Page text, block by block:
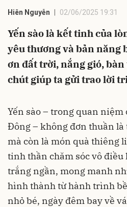
Hiên Nguyễn 02/06/2025 19:31
Yến sào là kết tinh của
yêu thương và bản năng
ơn đất trời, nắng gió,
chút giúp ta gửi trao lời
Yến sào – trong quan
Đông – không đơn thuần là
mà còn là món quà thiêng
tinh thần chăm sóc vô
trắng ngần, mong manh
hình thành từ hành trình
nhỏ bé, ngày đêm bay về